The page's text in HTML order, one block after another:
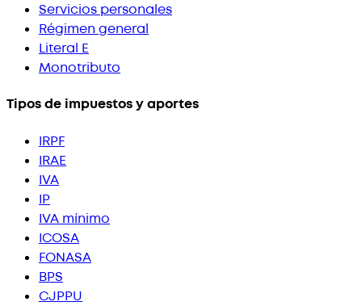
Servicios personales
Régimen general
Literal E
Monotributo
Tipos de impuestos y aportes
IRPF
IRAE
IVA
IP
IVA mínimo
ICOSA
FONASA
BPS
CJPPU